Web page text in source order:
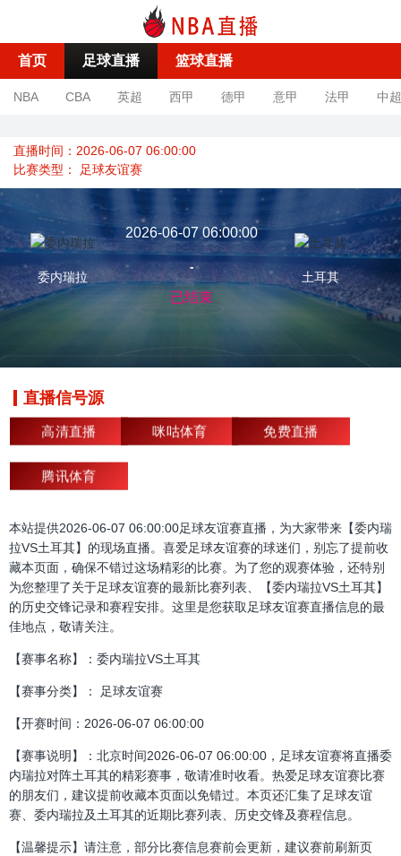
首页 足球直播 篮球直播
NBA CBA 英超 西甲 德甲 意甲 法甲 中超
直播时间：2026-06-07 06:00:00
比赛类型： 足球友谊赛
委内瑞拉
2026-06-07 06:00:00
-
已结束
土耳其
直播信号源
高清直播 咪咕体育 免费直播
腾讯体育
本站提供2026-06-07 06:00:00足球友谊赛直播，为大家带来【委内瑞
拉VS土耳其】的现场直播。喜爱足球友谊赛的球迷们，别忘了提前收
藏本页面，确保不错过这场精彩的比赛。为了您的观赛体验，还特别
为您整理了关于足球友谊赛的最新比赛列表、【委内瑞拉VS土耳其】
的历史交锋记录和赛程安排。这里是您获取足球友谊赛直播信息的最
佳地点，敬请关注。
【赛事名称】：委内瑞拉VS土耳其
【赛事分类】： 足球友谊赛
【开赛时间：2026-06-07 06:00:00
【赛事说明】：北京时间2026-06-07 06:00:00，足球友谊赛将直播委
内瑞拉对阵土耳其的精彩赛事，敬请准时收看。热爱足球友谊赛比赛
的朋友们，建议提前收藏本页面以免错过。本页还汇集了足球友谊
赛、委内瑞拉及土耳其的近期比赛列表、历史交锋及赛程信息。
【温馨提示】请注意，部分比赛信息赛前会更新，建议赛前刷新页